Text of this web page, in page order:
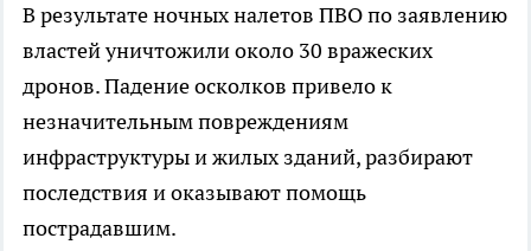
В результате ночных налетов ПВО по заявлению
властей уничтожили около 30 вражеских
дронов. Падение осколков привело к
незначительным повреждениям
инфраструктуры и жилых зданий, разбирают
последствия и оказывают помощь
пострадавшим.